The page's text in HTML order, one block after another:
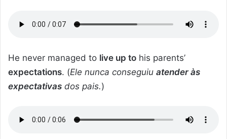
He never managed to live up to his parents’
expectations. (Ele nunca conseguiu atender às
expectativas dos pais.)